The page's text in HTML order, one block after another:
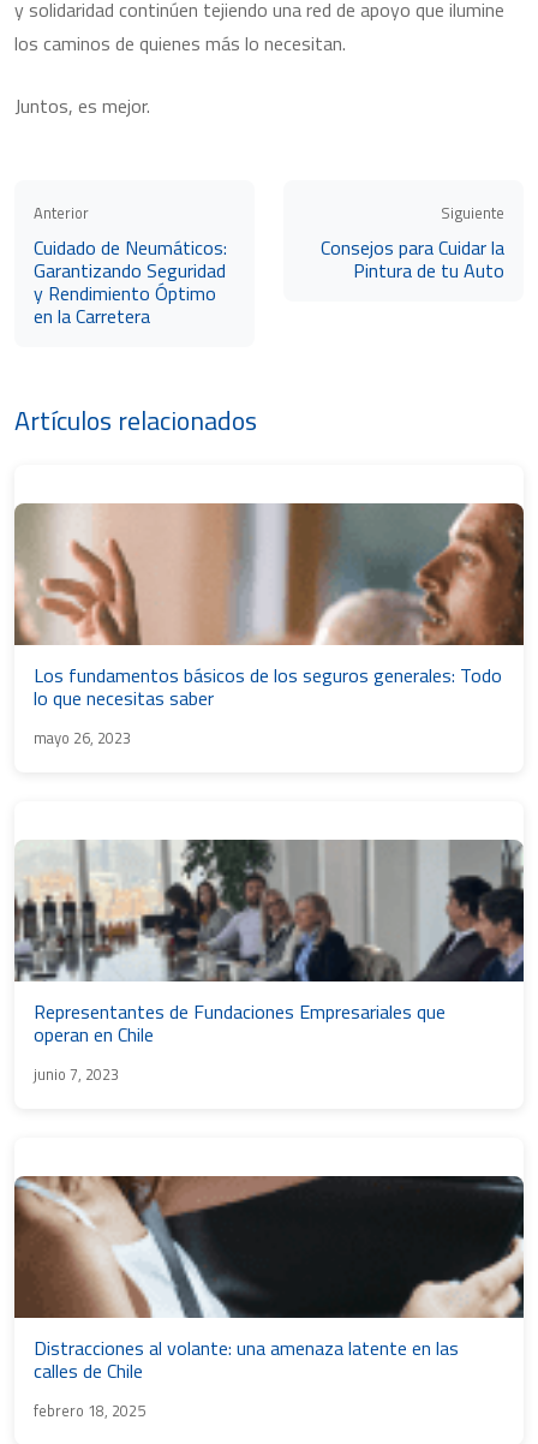
y solidaridad continúen tejiendo una red de apoyo que ilumine
los caminos de quienes más lo necesitan.
Juntos, es mejor.
Anterior
Cuidado de Neumáticos:
Garantizando Seguridad
y Rendimiento Óptimo
en la Carretera
Siguiente
Consejos para Cuidar la
Pintura de tu Auto
Artículos relacionados
Los fundamentos básicos de los seguros generales: Todo
lo que necesitas saber
mayo 26, 2023
Representantes de Fundaciones Empresariales que
operan en Chile
junio 7, 2023
Distracciones al volante: una amenaza latente en las
calles de Chile
febrero 18, 2025